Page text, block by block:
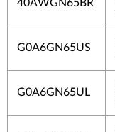
40AWGN65BR
G0A6GN65US
G0A6GN65UL